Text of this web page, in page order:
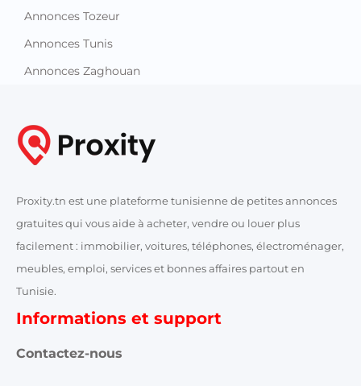
Annonces Tozeur
Annonces Tunis
Annonces Zaghouan
Proxity.tn est une plateforme tunisienne de petites annonces
gratuites qui vous aide à acheter, vendre ou louer plus
facilement : immobilier, voitures, téléphones, électroménager,
meubles, emploi, services et bonnes affaires partout en
Tunisie.
Informations et support
Contactez-nous